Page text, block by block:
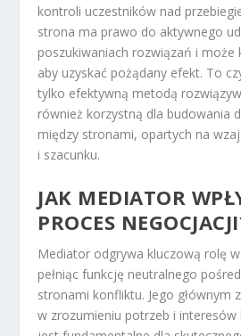
kontroli uczestników nad
strona ma prawo do aktywnego
poszukiwaniach rozwiązań i może
aby uzyskać pożądany efekt. To
tylko efektywną metodą
również korzystną dla budowania
między stronami, opartych na
i szacunku.
JAK MEDIATOR
PROCES
Mediator odgrywa kluczową rolę
pełniąc funkcję neutralnego
stronami konfliktu. Jego głównym
w zrozumieniu potrzeb i